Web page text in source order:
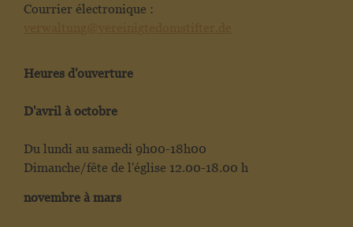
Courrier électronique :
Heures d'ouverture
D'avril à octobre
Du lundi au samedi 9h00-18h00
Dimanche/fête de l'église 12.00-18.00 h
novembre à mars